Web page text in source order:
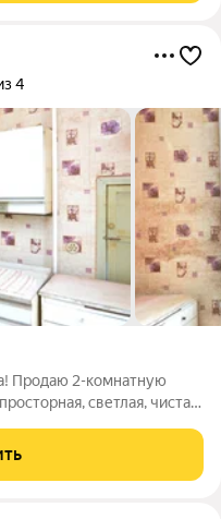
4
Продаю 2-комнатную
светлая, чистая
санузел раздельный,